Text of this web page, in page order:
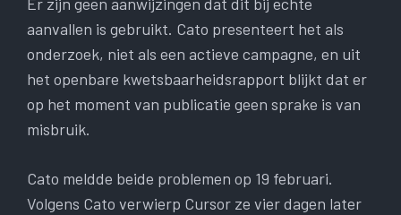
Er zijn geen aanwijzingen dat dit bij echte
aanvallen is gebruikt. Cato presenteert het als
onderzoek, niet als een actieve campagne, en uit
het openbare kwetsbaarheidsrapport blijkt dat er
op het moment van publicatie geen sprake is van
misbruik.
Cato meldde beide problemen op 19 februari.
Volgens Cato verwierp Cursor ze vier dagen later